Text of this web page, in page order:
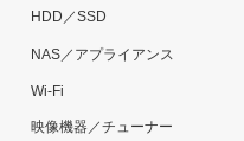
HDD／SSD
NAS／アプライアンス
Wi-Fi
映像機器／チューナー